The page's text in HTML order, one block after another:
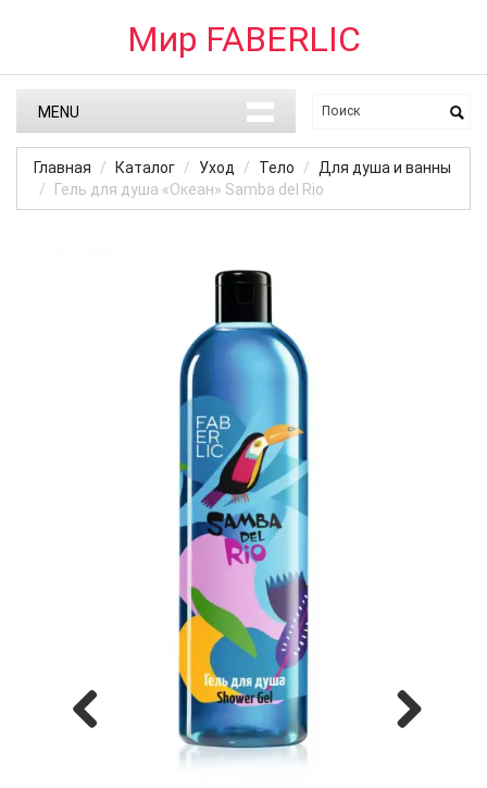
Мир FABERLIC
MENU
Главная Каталог Уход Тело
Для душа и ванны
Гель для душа «Океан» Samba del Rio